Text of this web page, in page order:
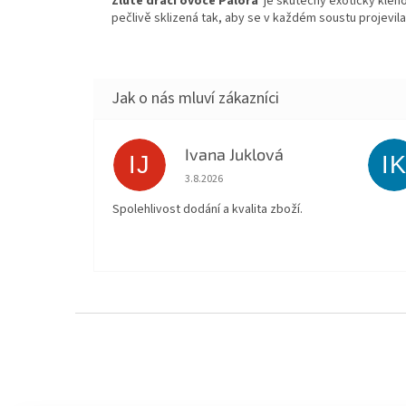
pečlivě sklizená tak, aby se v každém soustu
IJ Ivana Juklová
Hodnocení obchodu je 5 z 5 hvězdiček.
3.8.2026
Spolehlivost dodání a kvalita zboží.
IK